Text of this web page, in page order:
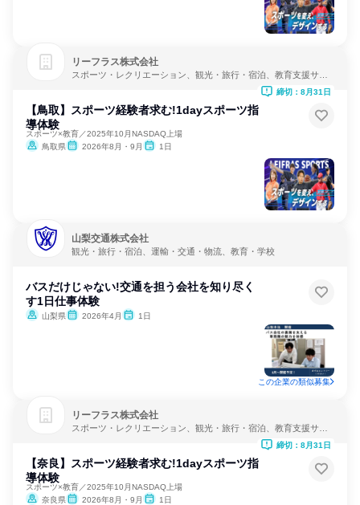
リーフラス株式会社
スポーツ・レクリエーション、観光・旅行・宿泊、教育支援サー
【鳥取】スポーツ経験者求む!1dayスポーツ指
導体験
スポーツ×教育／2025年10月NASDAQ上場
鳥取県
2026年8月・9月 1日
締切：8月31日
山梨交通株式会社
観光・旅行・宿泊、運輸・交通・物流、教育・学校
バスだけじゃない!交通を担う会社を知り尽く
す1日仕事体験
山梨県 2026年4月 1日
この企業の類似募集
リーフラス株式会社
スポーツ・レクリエーション、観光・旅行・宿泊、教育支援サー
【奈良】スポーツ経験者求む!1dayスポーツ指
導体験
スポーツ×教育／2025年10月NASDAQ上場
奈良県
2026年8月・9月 1日
締切：8月31日